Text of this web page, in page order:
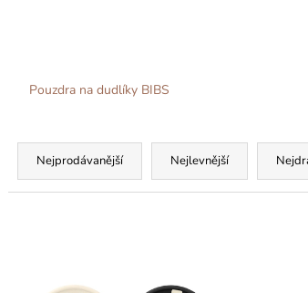
Pouzdra na dudlíky BIBS
Ř
z
Nejprodávanější Nejlevnější